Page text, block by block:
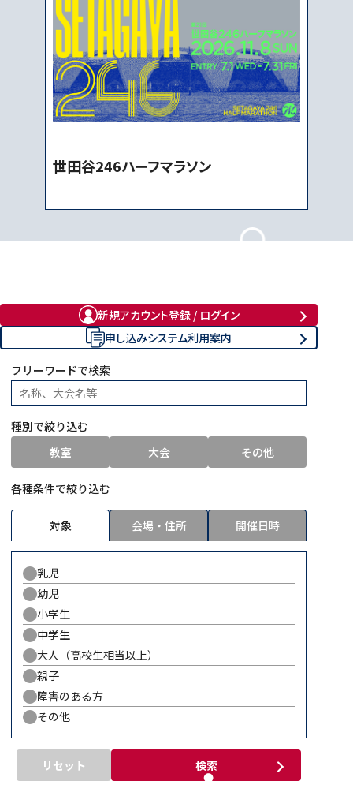
世田谷246ハーフマラソン
新規アカウント登録 / ログイン
申し込みシステム利用案内
フリーワードで検索
種別で絞り込む
教室
大会 その他
各種条件で絞り込む
対象 会場・住所 開催日時
乳児
幼児
小学生
中学生
大人 （高校生相当以上）
親子
障害のある方
その他
リセット 検索